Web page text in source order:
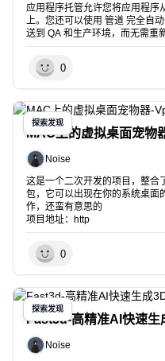
应用程序托管允许您将应用程序
上。您还可以使用 管道 完全自
送到 QA 和生产环境，而无需重
托管上下文中，应用程序是服务
项任务。我们当前的基础设施旨
0
探索发现
MAC上的虚拟桌面宠物
Noise
这是一个二次开发的项目，整合
包，它可以出现在你的系统桌面
作，还蛮有意思的
项目地址：http
0
探索发现
Fast3d-高精准AI快速生
Noise